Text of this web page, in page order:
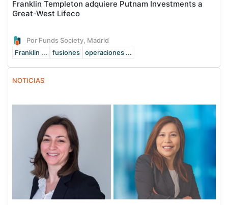
Franklin Templeton adquiere Putnam Investments a
Great-West Lifeco
Por Funds Society, Madrid
Franklin ...
fusiones operaciones ...
NOTICIAS